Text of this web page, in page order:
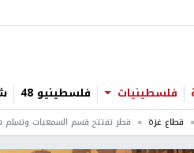
فلسطينيات فلسطينيو 48
قطاع غزة قطر تفتتح قسم السمعيات